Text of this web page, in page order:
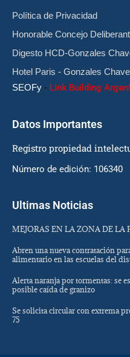
Política de Privacidad
Honorable Concejo
Digesto HCD-Gonzales
Hotel Paris - Gonzales
SEOFy - Link Building
Datos Importantes
Registro propiedad
Número de edición: 106340
Ultimas Noticias
MEJORAS EN LA ZONA DE LA
Abren una nueva contratación
alimentario en las escuelas del
Alerta naranja por tormentas: se
posible caída de granizo
Se solicita circular con extrema
75